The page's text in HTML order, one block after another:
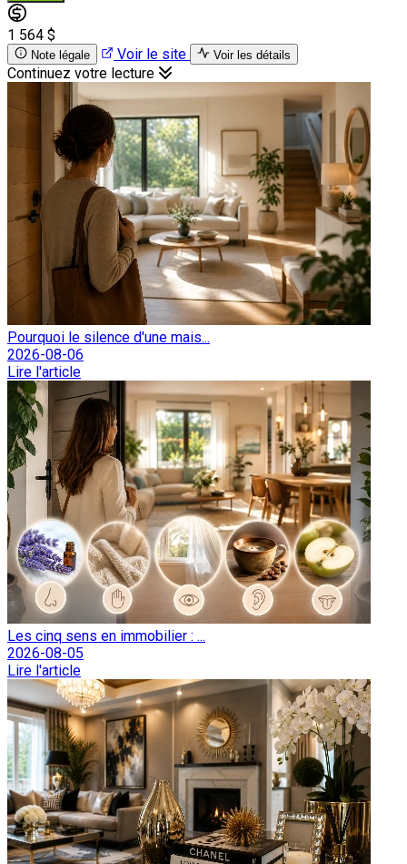
1 564 $
Note légale Voir le site Voir les détails
Continuez votre lecture
Pourquoi le silence d'une mais...
2026-08-06
Lire l'article
Les cinq sens en immobilier : ...
2026-08-05
Lire l'article